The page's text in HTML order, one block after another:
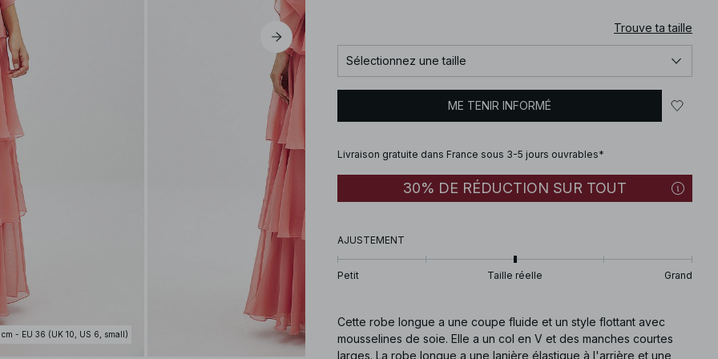
cm - EU 36 (UK 10, US 6, small)
Trouve ta taille
Sélectionnez une taille
ME TENIR INFORMÉ
Livraison gratuite dans France sous 3-5 jours ouvrables*
30% DE RÉDUCTION SUR TOUT
AJUSTEMENT
Petit Taille réelle Grand
Cette robe longue a une coupe fluide et un style flottant avec
mousselines de soie. Elle a un col en V et des manches courtes
larges. La robe longue a une lanière élastique à l'arrière et une